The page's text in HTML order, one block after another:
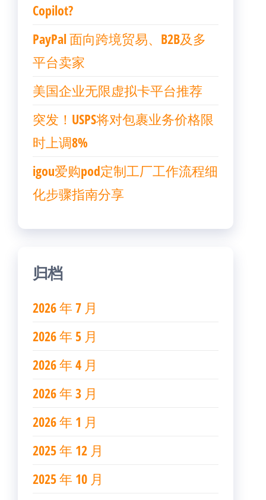
Copilot?
PayPal 面向跨境贸易、B2B及多
平台卖家
美国企业无限虚拟卡平台推荐
突发！USPS将对包裹业务价格限
时上调8%
igou爱购pod定制工厂工作流程细
化步骤指南分享
归档
2026 年 7 月
2026 年 5 月
2026 年 4 月
2026 年 3 月
2026 年 1 月
2025 年 12 月
2025 年 10 月